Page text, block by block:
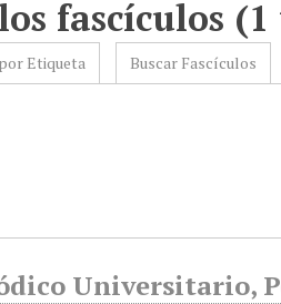
fascículos
Etiqueta Buscar Fascículos
Universitario,